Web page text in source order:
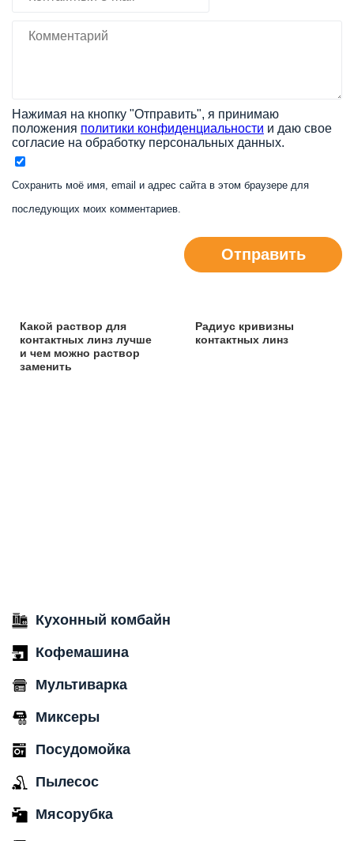
Нажимая на кнопку "Отправить", я принимаю
положения политики конфиденциальности и даю свое
согласие на обработку персональных данных.
Сохранить моё имя, email и адрес сайта в этом браузере для
последующих моих комментариев.
Отправить
Какой раствор для
контактных линз лучше
и чем можно раствор
заменить
Радиус кривизны
контактных линз
Кухонный комбайн
Кофемашина
Мультиварка
Миксеры
Посудомойка
Пылесос
Мясорубка